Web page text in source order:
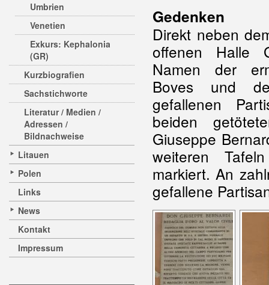
Umbrien
Venetien
Exkurs: Kephalonia
(GR)
Kurzbiografien
Sachstichworte
Literatur / Medien /
Adressen /
Bildnachweise
Litauen
Polen
Links
News
Kontakt
Impressum
Gedenken
Direkt neben
offenen Halle
Namen der
Boves und
gefallenen
beiden
Giuseppe
weiteren
markiert. An
gefallene